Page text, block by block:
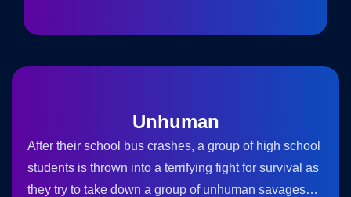
Unhuman
After their school bus crashes, a group of high school
students is thrown into a terrifying fight for survival as
they try to take down a group of unhuman savages…